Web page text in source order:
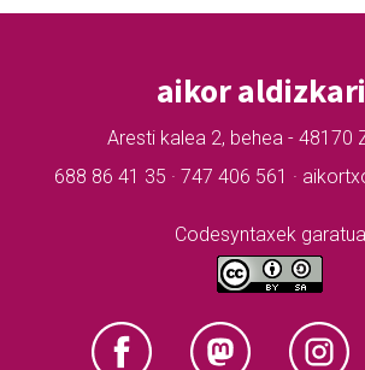
aikor
Aresti kalea 2, behea - 48170
688 86 41 35 · 747 406 561 ·
Codesyntaxek garatua